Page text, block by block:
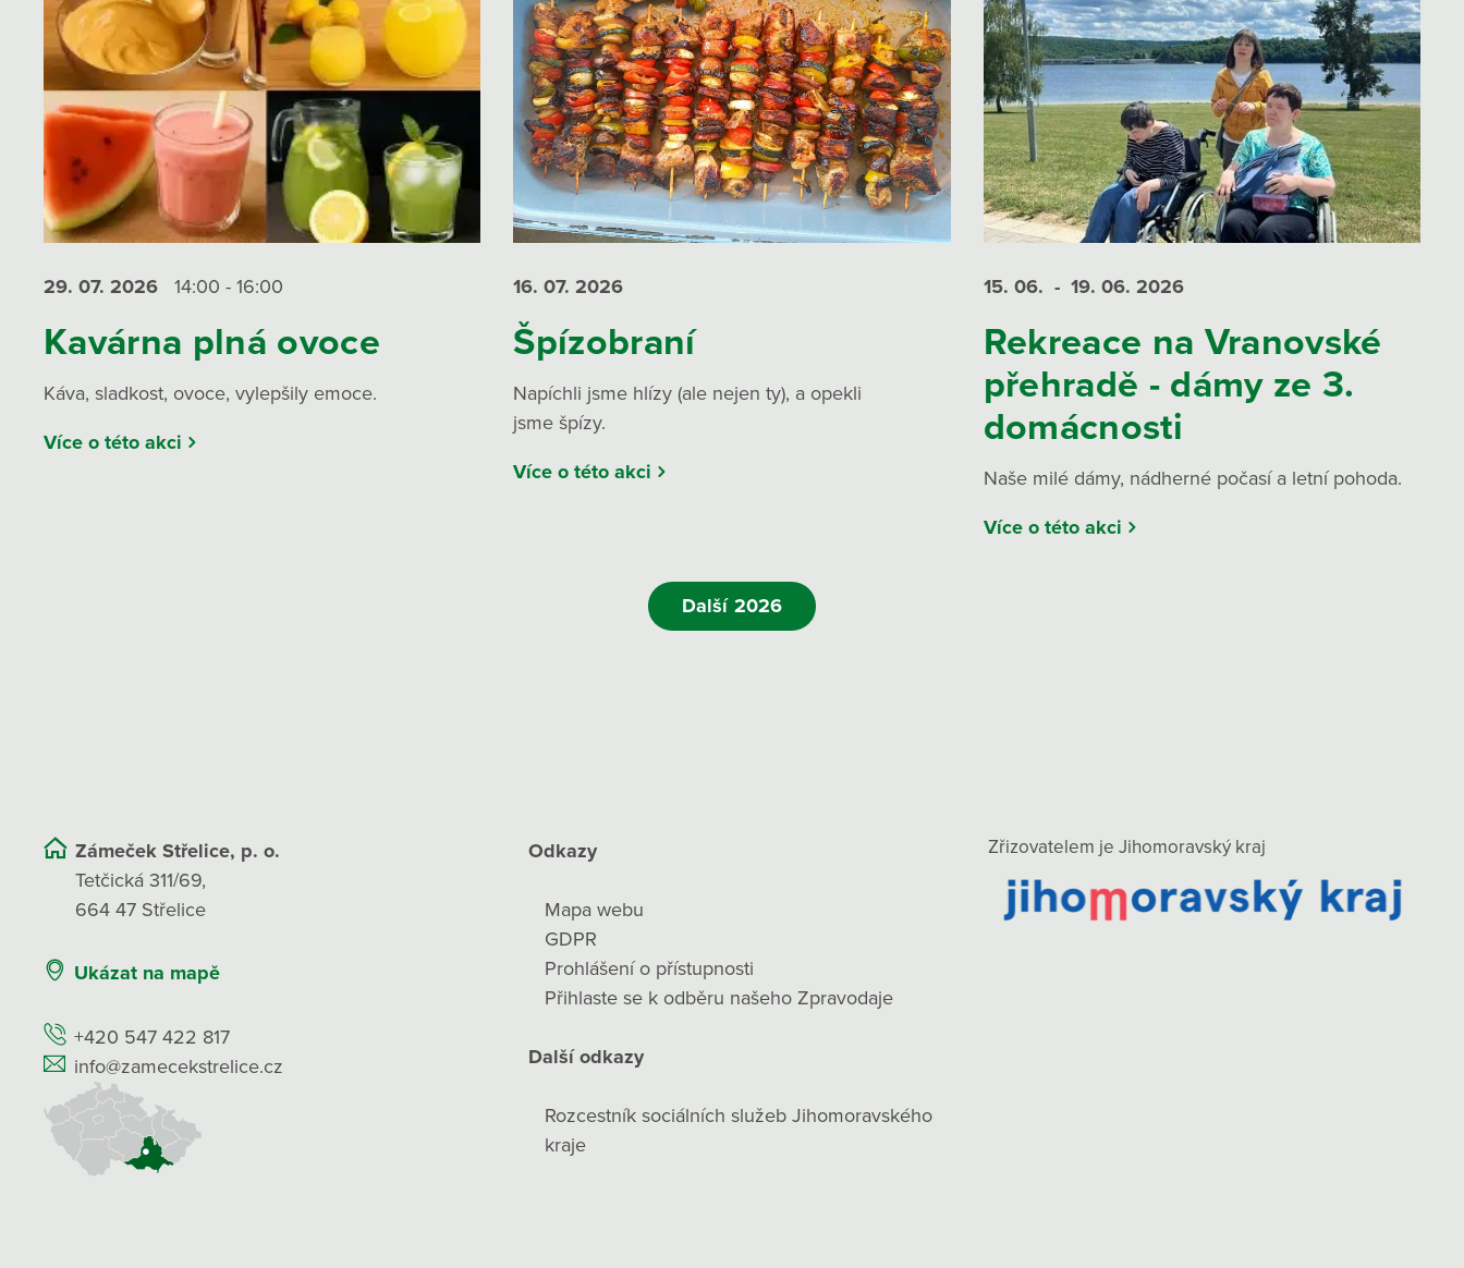
29. 07. 2026 14:00 - 16:00
Kavárna plná ovoce
Káva, sladkost, ovoce, vylepšily emoce.
Více o této akci
16. 07.2026
Špízobraní
Napíchli jsme hlízy (ale nejen ty), a opekli
jsme špízy.
Více o této akci
15. 06. - 19. 06. 2026
Rekreace na Vranovské
přehradě - dámy ze 3.
domácnosti
Naše milé dámy, nádherné počasí a letní pohoda.
Více o této akci
Další 2026
Zámeček Střelice, p. o.
Tetčická 311/69,
664 47 Střelice
Ukázat na mapě
+420 547 422 817
info@zamecekstrelice.cz
Odkazy
Mapa webu
GDPR
Prohlášení o přístupnosti
Přihlaste se k odběru našeho Zpravodaje
Další odkazy
Rozcestník sociálních služeb Jihomoravského
kraje
Zřizovatelem je Jihomoravský kraj